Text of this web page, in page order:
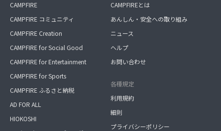
CAMPFIRE
CAMPFIRE コミュニティ
CAMPFIRE Creation
CAMPFIRE for Social Good
CAMPFIRE for Entertainment
CAMPFIRE for Sports
CAMPFIRE ふるさと納税
AD FOR ALL
HIOKOSHI
CAMPFIREとは
あんしん・安全への取り組み
ニュース
ヘルプ
お問い合わせ
各種規定
利用規約
細則
プライバシーポリシー